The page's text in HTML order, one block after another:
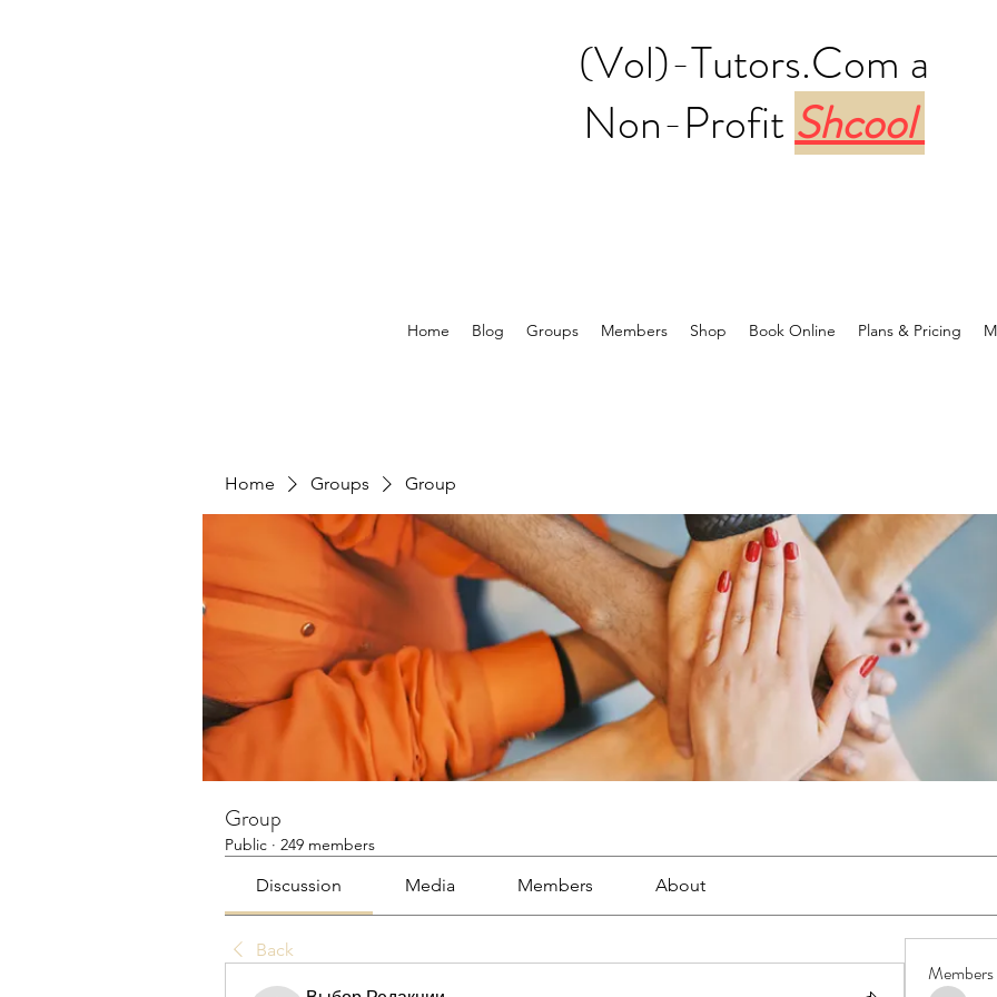
(Vol)-Tutors.Com a
Non-ProfitShcool
Home Blog Groups Members Shop Book Online Plans & Pricing
Home Groups Group
Group
Public · 249 members
Discussion Media Members About
Back
Members